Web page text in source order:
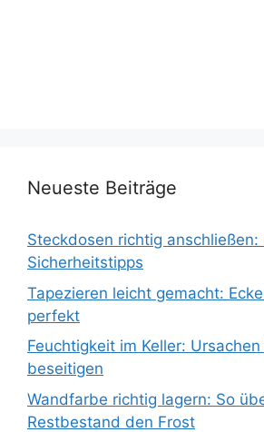
Neueste Beiträge
Steckdosen richtig
Sicherheitstipps
Tapezieren leicht gemacht:
perfekt
Feuchtigkeit im Keller:
beseitigen
Wandfarbe richtig lagern: So
Restbestand den Frost